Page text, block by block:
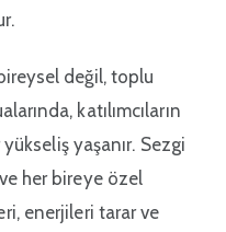
değil, toplu
katılımcıların
yaşanır. Sezgi
her bireye özel
enerjileri tarar ve